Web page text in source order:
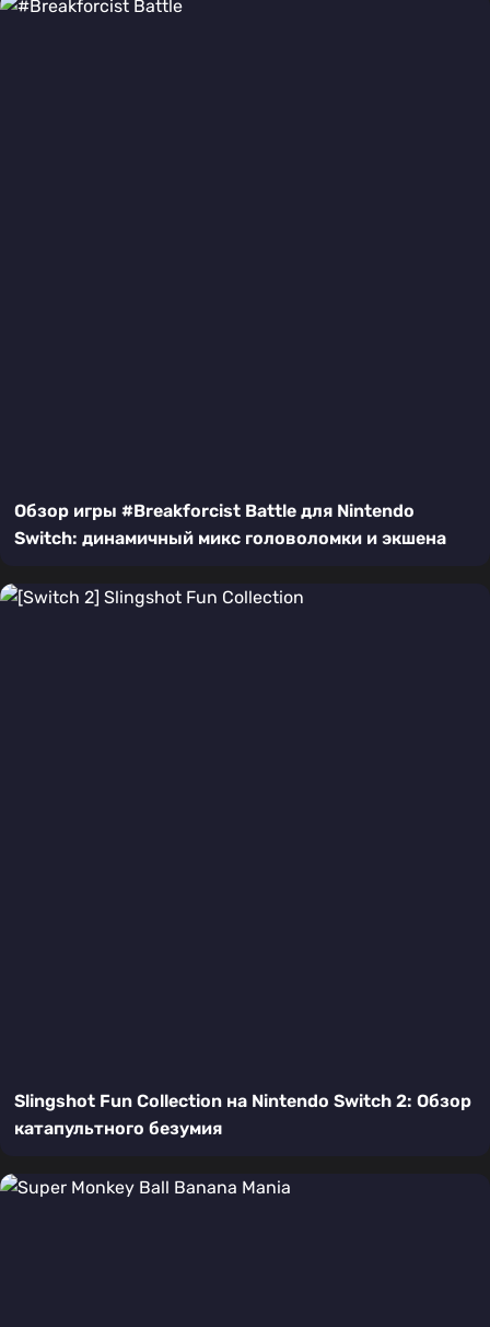
Обзор игры #Breakforcist Battle для Nintendo
Switch: динамичный микс головоломки и экшена
Slingshot Fun Collection на Nintendo Switch 2: Обзор
катапультного безумия